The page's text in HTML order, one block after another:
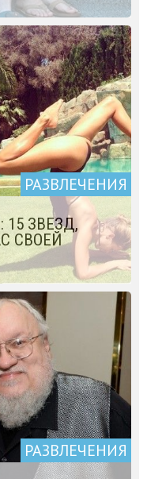
РАЗВЛЕЧЕНИЯ
ЗВЕЗД,
СВОЕЙ
РАЗВЛЕЧЕНИЯ